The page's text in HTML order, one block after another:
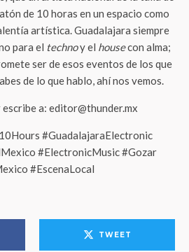
de 10 horas en un espacio como
artística. Guadalajara siempre
para el technoy el housecon alma;
ser de esos eventos de los que
de lo que hablo, ahí nos vemos.
a: editor@thunder.mx
#GuadalajaraElectronic
#ElectronicMusic #Gozar
#EscenaLocal
TWEET